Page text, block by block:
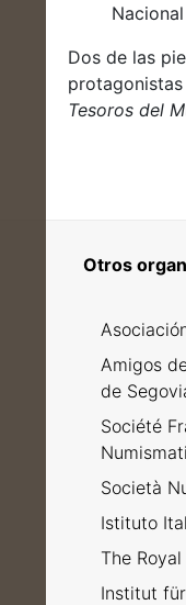
Dos de las
Tesoros del
Otros
Amigos
de
Société
Società
Istituto
The
Institut